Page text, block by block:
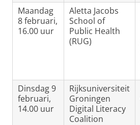
Maandag
8 februari,
16.00 uur
Aletta Jacobs
School of
Public Health
(RUG)
Dinsdag 9
februari,
14.00 uur
Rijksuniversiteit
Groningen
Digital Literacy
Coalition